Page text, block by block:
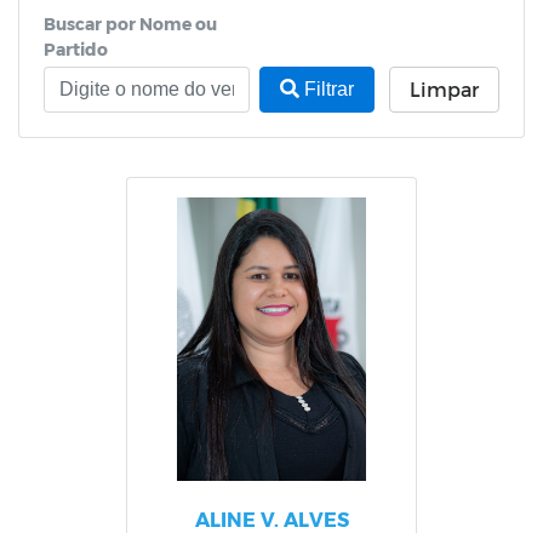
Buscar por Nome ou
Partido
Filtrar
Limpar
ALINE V. ALVES